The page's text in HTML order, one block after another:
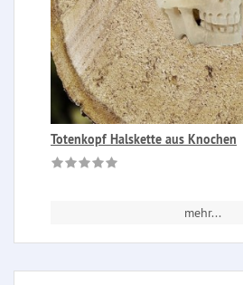
Totenkopf Halskette aus Knochen
mehr...